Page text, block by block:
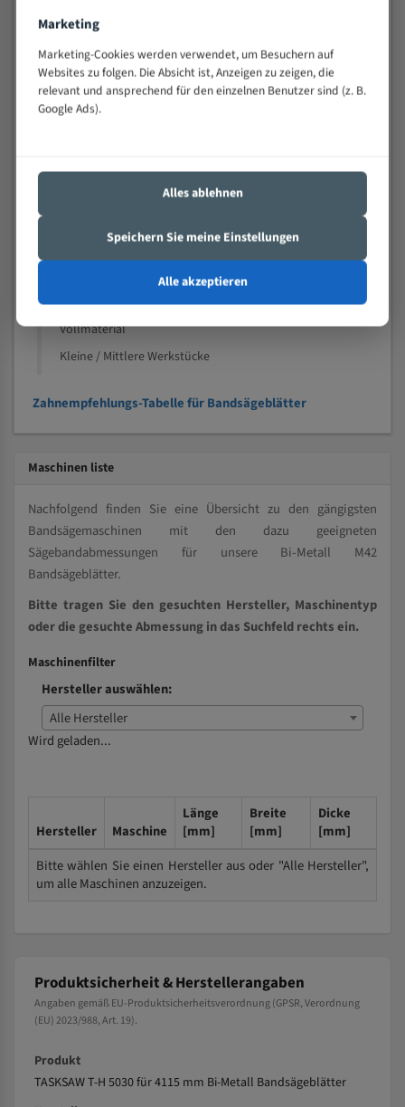
Technische Beschreibung:
Positiver Spanwinkel
Bandkörper aus hochlegiertem Federstahl
Nichteisenmetalle
Speziell entwickelt für Profile / Rohre
Vollmaterial
Kleine / Mittlere Werkstücke
Zahnempfehlungs-Tabelle für Bandsägeblätter
Maschinen liste
Nachfolgend finden Sie eine Übersicht zu den gängigsten
Bandsägemaschinen mit den dazu geeigneten
Sägebandabmessungen für unsere Bi-Metall M42
Bandsägeblätter.
Bitte tragen Sie den gesuchten Hersteller, Maschinentyp
oder die gesuchte Abmessung in das Suchfeld rechts ein.
Maschinenfilter
Hersteller auswählen:
Alle Hersteller
Wird geladen...
Hersteller Maschine
Länge
[mm]
Breite
[mm]
Dicke
[mm]
Bitte wählen Sie einen Hersteller aus oder "Alle Hersteller",
um alle Maschinen anzuzeigen.
Produktsicherheit & Herstellerangaben
Angaben gemäß EU-Produktsicherheitsverordnung (GPSR, Verordnung
(EU) 2023/988, Art. 19).
Produkt
TASKSAW T-H 5030 für 4115 mm Bi-Metall Bandsägeblätter
Marketing
Marketing-Cookies werden verwendet, um Besuchern auf
Websites zu folgen. Die Absicht ist, Anzeigen zu zeigen, die
relevant und ansprechend für den einzelnen Benutzer sind (z. B.
Google Ads).
Alles ablehnen
Speichern Sie meine Einstellungen
Alle akzeptieren